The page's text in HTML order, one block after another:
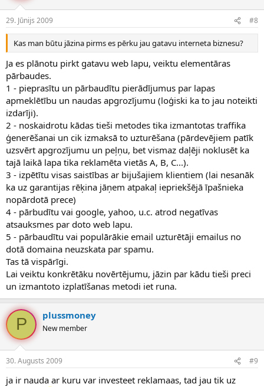
29. Jūnijs 2009 #8
Kas man būtu jāzina pirms es pērku jau gatavu interneta biznesu?
Ja es plānotu pirkt gatavu web lapu, veiktu elementāras
pārbaudes.
1 - pieprasītu un pārbaudītu pierādījumus par lapas
apmeklētību un naudas apgrozījumu (loģiski ka to jau noteikti
izdarīji).
2 - noskaidrotu kādas tieši metodes tika izmantotas traffika
ģenerēšanai un cik izmaksā to uzturēšana (pārdevējiem patīk
uzsvērt apgrozījumu un peļņu, bet vismaz daļēji noklusēt ka
tajā laikā lapa tika reklamēta vietās A, B, C...).
3 - izpētītu visas saistības ar bijušajiem klientiem (lai nesanāk
ka uz garantijas rēķina jāņem atpakaļ iepriekšējā īpašnieka
nopārdotā prece)
4 - pārbudītu vai google, yahoo, u.c. atrod negatīvas
atsauksmes par doto web lapu.
5 - pārbaudītu vai populārākie email uzturētāji emailus no
dotā domaina neuzskata par spamu.
Tas tā vispārīgi.
Lai veiktu konkrētāku novērtējumu, jāzin par kādu tieši preci
un izmantoto izplatīšanas metodi iet runa.
P plussmoney
New member
30. Augusts 2009 #9
ja ir nauda ar kuru var investeet reklamaas, tad jau tik uz